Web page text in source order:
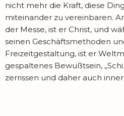
nicht mehr die Kraft, diese
miteinander zu vereinbaren.
der Messe, ist er Christ, und
seinen Geschäftsmethoden
Freizeitgestaltung, ist er
gespaltenes Bewußtsein,
zerrissen und daher auch